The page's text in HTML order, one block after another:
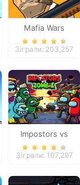
Mafia Wars
Зіграли: 203,257
Impostors vs
Zombies: Survival
Зіграли: 107,297